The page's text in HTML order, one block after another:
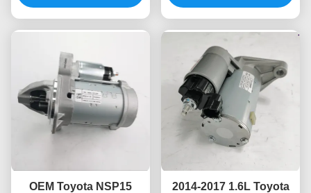
OEM Toyota NSP15
2014-2017 1.6L Toyota